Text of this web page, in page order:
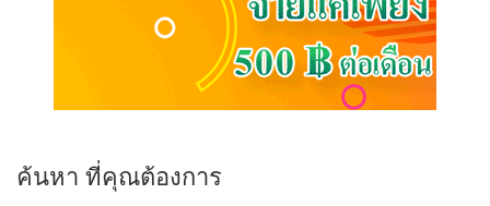
ค้นหา ที่คุณต้องการ